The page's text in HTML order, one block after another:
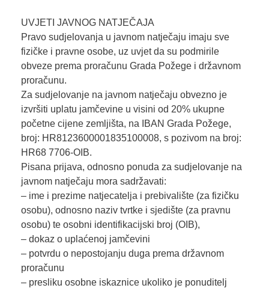
UVJETI JAVNOG NATJEČAJA
Pravo sudjelovanja u javnom natječaju imaju sve
fizičke i pravne osobe, uz uvjet da su podmirile
obveze prema proračunu Grada Požege i državnom
proračunu.
Za sudjelovanje na javnom natječaju obvezno je
izvršiti uplatu jamčevine u visini od 20% ukupne
početne cijene zemljišta, na IBAN Grada Požege,
broj: HR8123600001835100008, s pozivom na broj:
HR68 7706-OIB.
Pisana prijava, odnosno ponuda za sudjelovanje na
javnom natječaju mora sadržavati:
– ime i prezime natjecatelja i prebivalište (za fizičku
osobu), odnosno naziv tvrtke i sjedište (za pravnu
osobu) te osobni identifikacijski broj (OIB),
– dokaz o uplaćenoj jamčevini
– potvrdu o nepostojanju duga prema državnom
proračunu
– presliku osobne iskaznice ukoliko je ponuditelj